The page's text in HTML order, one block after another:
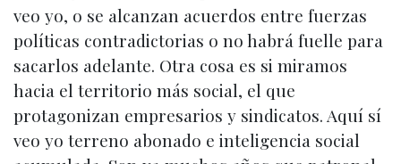
veo yo, o se alcanzan acuerdos entre fuerzas
políticas contradictorias o no habrá fuelle para
sacarlos adelante. Otra cosa es si miramos
hacia el territorio más social, el que
protagonizan empresarios y sindicatos. Aquí sí
veo yo terreno abonado e inteligencia social